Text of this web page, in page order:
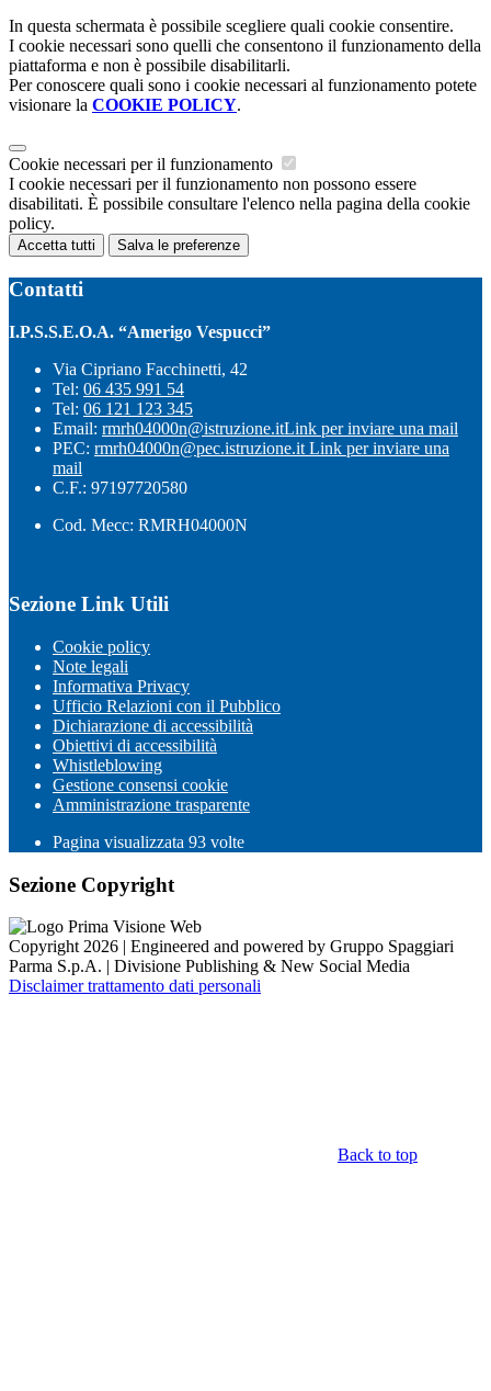
In questa schermata è possibile scegliere quali cookie consentire.
I cookie necessari sono quelli che consentono il funzionamento della
piattaforma e non è possibile disabilitarli.
Per conoscere quali sono i cookie necessari al funzionamento potete
visionare la COOKIE POLICY.
Cookie necessari per il funzionamento
I cookie necessari per il funzionamento non possono essere
disabilitati. È possibile consultare l'elenco nella pagina della cookie
policy.
Accetta tutti Salva le preferenze
Contatti
I.P.S.S.E.O.A. “Amerigo Vespucci”
Via Cipriano Facchinetti, 42
Tel: 06 435 991 54
Tel: 06 121 123 345
Email: rmrh04000n@istruzione.itLink per inviare una mail
PEC: rmrh04000n@pec.istruzione.it Link per inviare una
mail
C.F.: 97197720580
Cod. Mecc: RMRH04000N
Sezione Link Utili
Cookie policy
Note legali
Informativa Privacy
Ufficio Relazioni con il Pubblico
Dichiarazione di accessibilità
Obiettivi di accessibilità
Whistleblowing
Gestione consensi cookie
Amministrazione trasparente
Pagina visualizzata 93 volte
Sezione Copyright
Copyright 2026 | Engineered and powered by Gruppo Spaggiari
Parma S.p.A. | Divisione Publishing & New Social Media
Disclaimer trattamento dati personali
Back to top